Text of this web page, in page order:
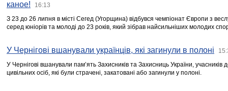
каное! 16:13
З 23 до 26 липня в місті Сегед (Угорщина) відбувся чемпіонат Європи з
серед юніорів та молоді до 23 років, який зібрав найсильніших молодих
У Чернігові вшанували українців, які загинули в полоні
У Чернігові вшанували пам’ять Захисників та Захисниць України,
цивільних осіб, які були страчені, закатовані або загинули у полоні.